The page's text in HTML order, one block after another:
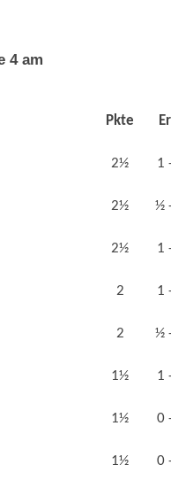
4 am
Pkte
2½ 1
2½ ½
2½ 1
2 1
2 ½
1½ 1
1½ 0
1½ 0